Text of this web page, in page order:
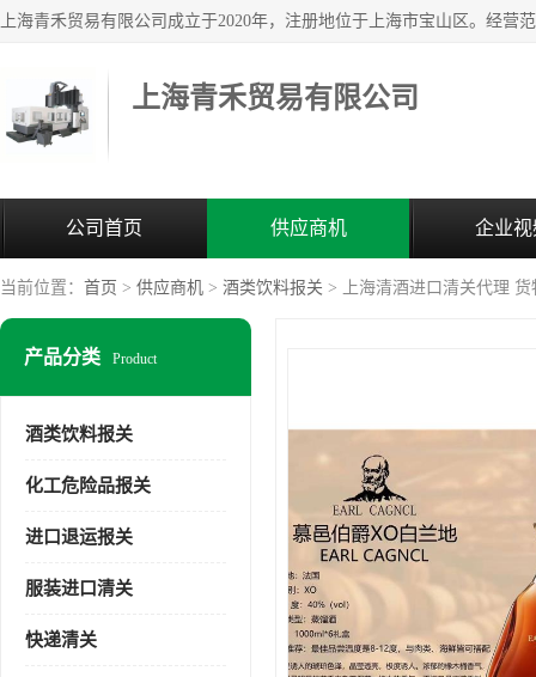
上海青禾贸易有限公司
公司首页 供应商机 企业视
当前位置： 首页 > 供应商机 > 酒类饮料报关 > 上海清酒进口清关代理 货
产品分类 Product
酒类饮料报关
化工危险品报关
进口退运报关
服装进口清关
快递清关